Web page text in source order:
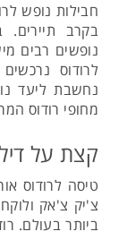
חבילות נופש
בקרב תיירים.
נופשים רבים
לרודוס
נחשבת ליעד
מחופי רודוס
קצת על
טיסה לרודוס
צ'יק צ'אק
ביותר בעולם.